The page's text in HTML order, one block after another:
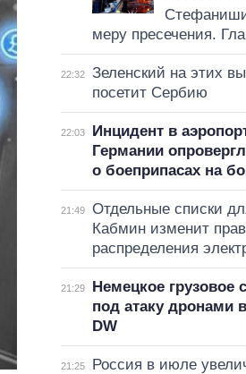
меру пресечения.
22:32
Зеленский на этих
посетит Сербию
22:03
Инцидент в
Германии
о боеприпасах на
21:49
Отдельные списки
Кабмин изменит
распределения
21:29
Немецкое грузовое
под атаку дронами
DW
21:25
Россия в июле